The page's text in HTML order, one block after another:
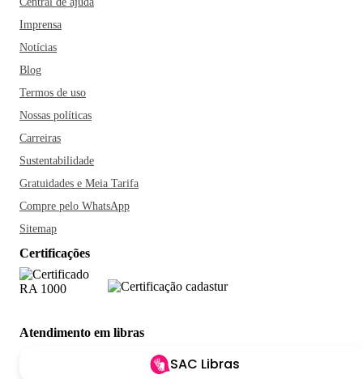
Imprensa
Notícias
Blog
Termos de uso
Nossas políticas
Carreiras
Sustentabilidade
Gratuidades e Meia Tarifa
Compre pelo WhatsApp
Sitemap
Certificações
Atendimento em libras
SAC Libras